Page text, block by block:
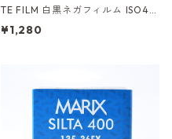
TE FILM 白黒ネガフィルム ISO40
0 36枚撮り (M022)
¥1,280